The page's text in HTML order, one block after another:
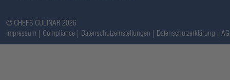
@ CHEFS CULINAR 2026
Impressum
Compliance Datenschutzeinstellungen Datenschutzerklärung